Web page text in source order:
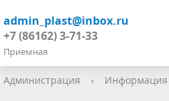
admin_plast@inbox.ru
+7 (86162) 3-71-33
Приемная
Администрация › Информация